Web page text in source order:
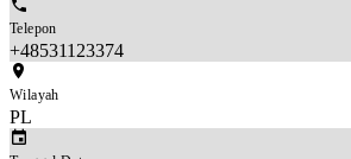
Telepon
+48531123374
Wilayah
PL